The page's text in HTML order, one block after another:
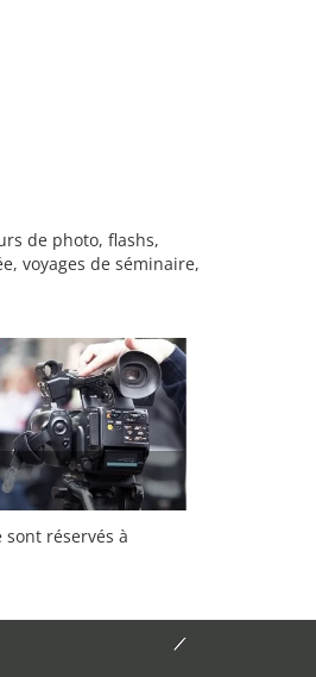
de photo, flashs,
voyages de séminaire,
réservés à